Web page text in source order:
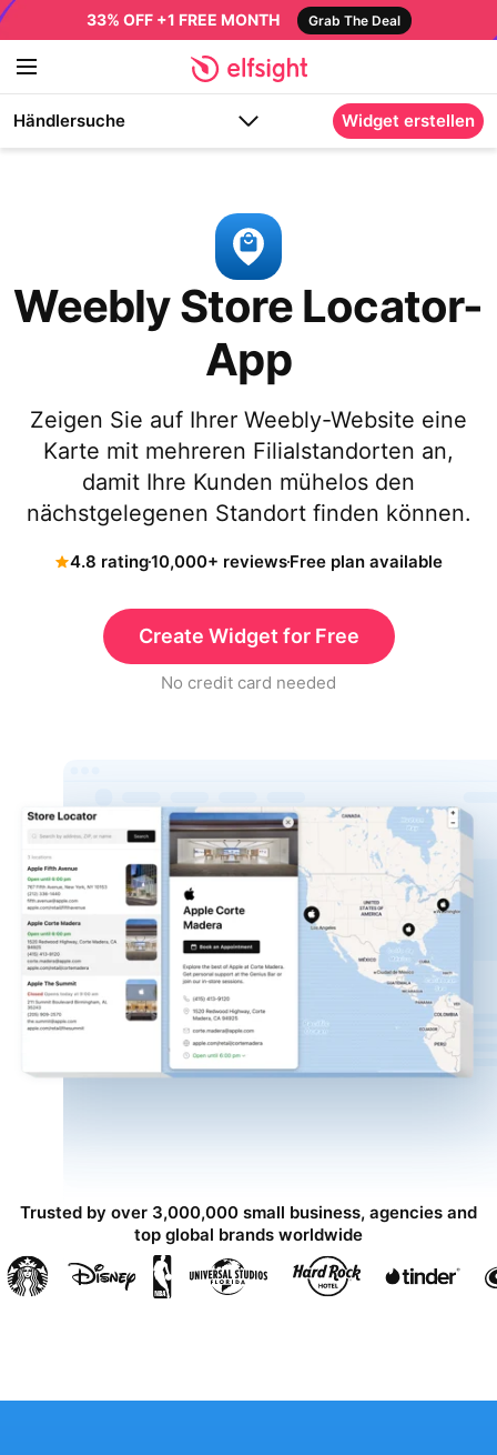
33% OFF +1 FREE MONTH Grab The Deal
Händlersuche Widget erstellen
Weebly Store Locator-
App
Zeigen Sie auf Ihrer Weebly-Website eine
Karte mit mehreren Filialstandorten an,
damit Ihre Kunden mühelos den
nächstgelegenen Standort finden können.
4.8 rating10,000+ reviewsFree plan available
Create Widget for Free
No credit card needed
Trusted by over 3,000,000 small business, agencies and
top global brands worldwide